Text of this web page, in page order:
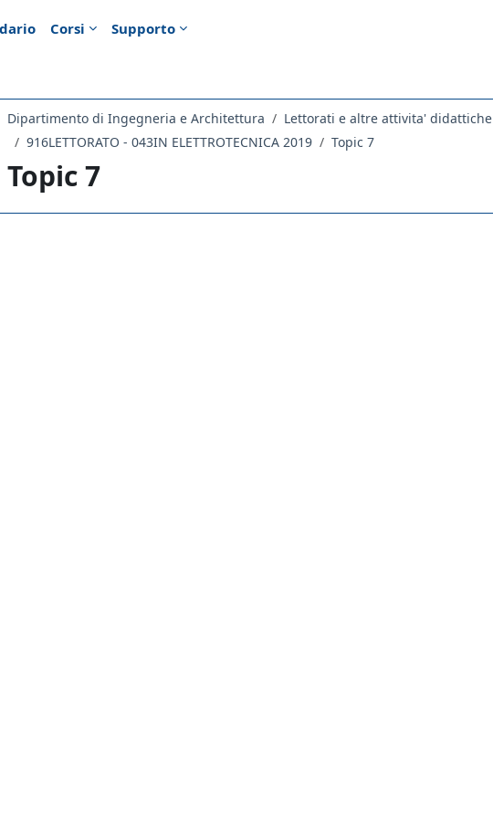
Corsi Supporto
Dipartimento di Ingegneria e Architettura Lettorati e altre attivita' didattiche
916LETTORATO - 043IN ELETTROTECNICA 2019
Topic 7
Topic 7